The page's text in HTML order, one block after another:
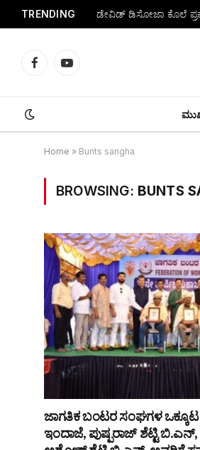
TRENDING
FacebookYouTube
Home » Bunts sangha
BROWSING: BUNTS
ಜಾಗತಿಕ ಬಂಟರ ಸಂಘಗಳ ಒಕ್ಕೂಟ
ಇಂದಾಜೆ, ಪುಷ್ಪರಾಜ್ ಶೆಟ್ಟಿ ಬಿ.ಎನ್,